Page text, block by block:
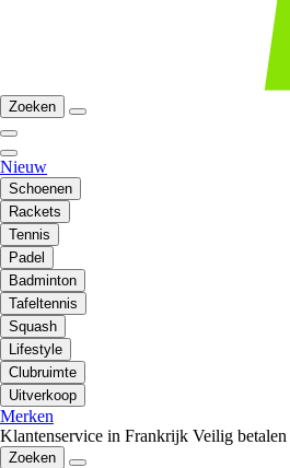
Zoeken
Nieuw
Schoenen
Rackets
Tennis
Padel
Badminton
Tafeltennis
Squash
Lifestyle
Clubruimte
Uitverkoop
Merken
Klantenservice in Frankrijk Veilig betalen
Zoeken